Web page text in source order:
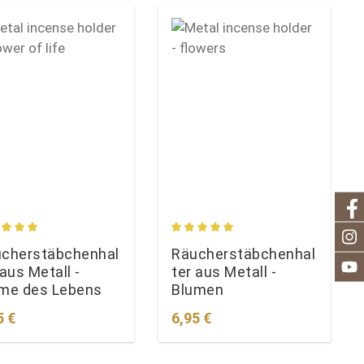
Bewertung von 5 von 5 Sternen
Metall -
des Lebens
Preis:
€
Durchschnittliche Bewertung
Räucherstäbchenhal
ter aus Metall -
Blumen
Regulärer Preis:
6,95 €